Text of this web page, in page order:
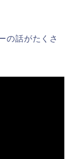
の話がたくさ